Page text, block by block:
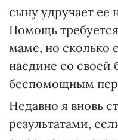
сыну удручает ее
Помощь
маме, но сколько
наедине со
беспомощным
Недавно я вновь
результатами,